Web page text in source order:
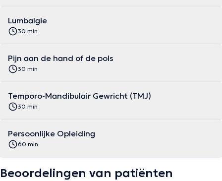
Lumbalgie
30 min
Pijn aan de hand of de pols
30 min
Temporo-Mandibulair Gewricht (TMJ)
30 min
Persoonlijke Opleiding
60 min
Beoordelingen van patiënten